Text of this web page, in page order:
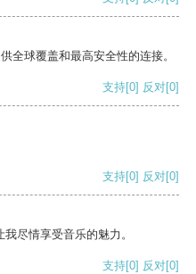
全球覆盖和最高安全性的连接。
支持[0] 反对[0]
支持[0] 反对[0]
尽情享受音乐的魅力。
支持[0] 反对[0]